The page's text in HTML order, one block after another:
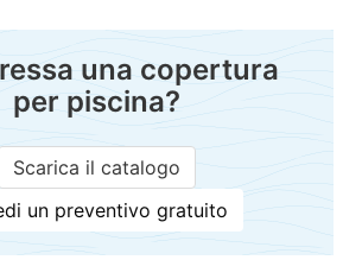
una copertura
per piscina?
Scarica il catalogo
un preventivo gratuito